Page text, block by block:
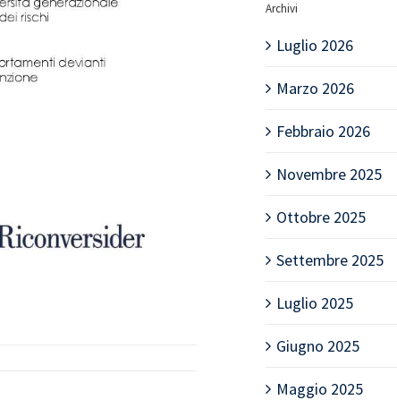
Archivi
Luglio 2026
Marzo 2026
Febbraio 2026
Novembre 2025
Ottobre 2025
Settembre 2025
Luglio 2025
Giugno 2025
Maggio 2025